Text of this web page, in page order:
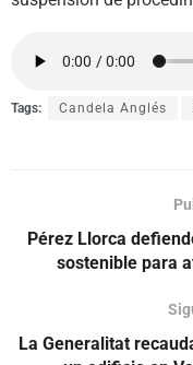
Tags: Candela Anglés
Pérez Llorca
sostenible para
La Generalitat